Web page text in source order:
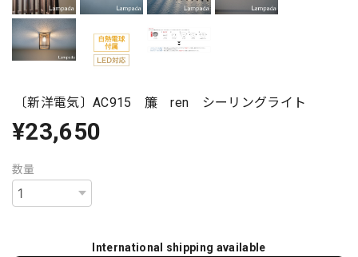
〔新洋電気〕AC915 簾 ren シーリングライト
¥23,650
数量
International shipping available